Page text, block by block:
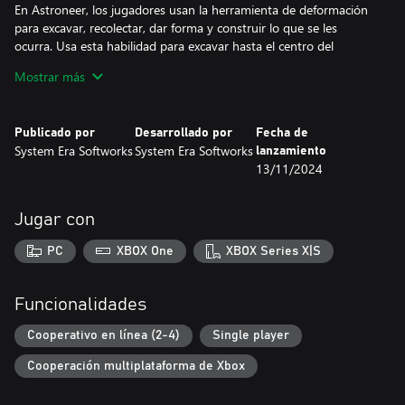
En Astroneer, los jugadores usan la herramienta de deformación
para excavar, recolectar, dar forma y construir lo que se les
ocurra. Usa esta habilidad para excavar hasta el centro del
moldeando el terreno.
deformarse y atravesarse por completo... si es que logras
sobrevivir•••
Nuestro vasto sistema solar abarca 7 planetas extraordinarios a
cada centímetro de estos mundos: desde su superficie esférica,
sus traicioneras cuevas con muchos niveles, hasta su misterioso
núcleo. Cada uno de estos planetas tiene una superficie única y
hostil, así como biomas con cuevas, que ofrecen diversos desafíos
vehículos•••
Los objetos que los Astroneers diseñan y encuentran en el
mundo pueden combinarse y articularse para formar
Mostrar más
Publicado por
System Era Softworks
Desarrollado por
System Era Softworks
Fecha de
lanzamiento
13/11/2024
Jugar con
PC XBOX One XBOX Series X|S
Funcionalidades
Cooperativo en línea (2-4) Single player
Cooperación multiplataforma de Xbox